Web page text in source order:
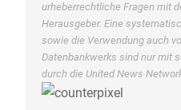
urheberrechtliche Fragen mit
Herausgeber. Eine
sowie die Verwendung auch
Datenbankwerks sind nur mit
durch die United News